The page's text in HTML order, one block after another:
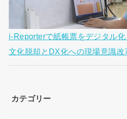
i-Reporterで紙帳票をデジタル
文化脱却とDX化への現場意識改
カテゴリー